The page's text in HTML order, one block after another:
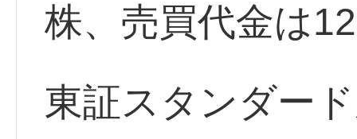
株、売買代金は
東証スタンダー